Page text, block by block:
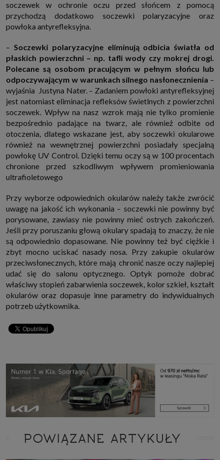
soczewek w ochronie oczu przed słońcem z pomocą
przychodzą dodatkowo soczewki polaryzacyjne oraz
powłoka antyrefleksyjna.
– Soczewki polaryzacyjne eliminują odbicia światła od
płaskich powierzchni – np. tafli wody czy mokrej drogi.
Polecane są osobom pracującym w pełnym słońcu lub
odpoczywającym w warunkach silnego nasłonecznienia –
wyjaśnia Justyna Nater. – Zadaniem powłoki antyrefleksyjnej
jest natomiast eliminacja refleksów świetlnych z powierzchni
soczewek. Wpływ na nasz wzrok mają nie tylko promienie
bezpośrednio padające na twarz, ale również odbite od
otoczenia, dlatego wskazane jest, aby soczewki okularowe
również na wewnętrznej powierzchni posiadały specjalną
powłokę UV Control. Dzięki temu oczy są w 100 procentach
chronione przed szkodliwym wpływem promieniowania
ultrafioletowego
Przy wyborze odpowiednich okularów należy także zwrócić
uwagę na jakość ich wykonania – soczewki nie powinny być
porysowane, zawiasy nie powinny mieć ostrych zakończeń.
Jeśli przy poruszaniu głową okulary spadają to znaczy, że nie
są odpowiednio dopasowane. Nie powinny też być ciężkie i
zbyt mocno uciskać nasady nosa. Przy zakupie okularów
przeciwsłonecznych, które mają chronić nasze oczy najlepiej
udać się do salonu optycznego. Optyk pomoże dobrać
właściwy stopień zabarwienia soczewek, kolor szkieł, kształt
okularów oraz dopasuje inne parametry do indywidualnych
potrzeb użytkownika.
POWIĄZANE ARTYKUŁY